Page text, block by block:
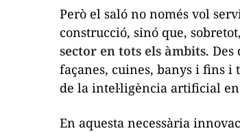
Però el saló no només vol
construcció, sinó que, sobretot,
sector en tots els àmbits.
façanes, cuines, banys i fins i
de la intel·ligència artificial
En aquesta necessària